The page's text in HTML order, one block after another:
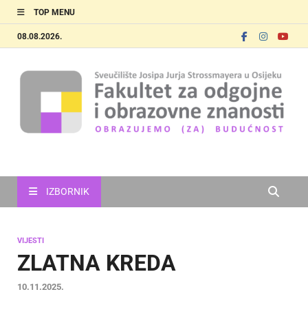
TOP MENU
08.08.2026.
IZBORNIK
VIJESTI
ZLATNA KREDA
10.11.2025.